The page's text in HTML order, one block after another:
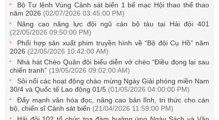
Bộ Tư lệnh Vùng Cảnh sát biển 1 bế mạc Hội thao thể thao
năm 2026 (02/07/2026 03:45:00 PM)
Nâng cao năng lực đội ngũ cán bộ tàu tại Hải đội 401
(22/05/2026 09:50:00 PM)
Phối hợp sản xuất phim truyền hình về “Bộ đội Cụ Hồ” năm
2026 (22/05/2026 10:42:00 AM)
Nhà hát Chèo Quân đội biểu diễn vở chèo “Điều đọng lại sau
chiến tranh” (19/05/2026 09:02:00 AM)
Sôi nổi các hoạt động chào mừng Ngày Giải phóng miền Nam
30/4 và Quốc tế Lao động 01/5 (01/05/2026 04:00:00 PM)
Đẩy mạnh văn hóa đọc, nâng cao bản lĩnh, tri thức cho cán
bộ, chiến sĩ Cảnh sát biển (21/04/2026 11:59:00 PM)